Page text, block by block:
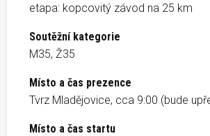
etapa: kopcovitý závod na 25 km
Soutěžní kategorie
M35, Ž35
Místo a čas prezence
Tvrz Mladějovice, cca 9:00 (bude
Místo a čas startu